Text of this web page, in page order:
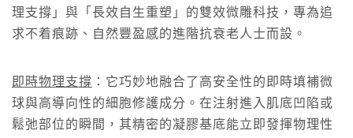
理支撐」與「長效自生重塑」的雙效微雕科技，專為追
求不着痕跡、自然豐盈感的進階抗衰老人士而設。
即時物理支撐 ：它巧妙地融合了高安全性的即時填補微
球與高導向性的細胞修護成分。在注射進入肌底凹陷或
鬆弛部位的瞬間，其精密的凝膠基底能立即發揮物理性